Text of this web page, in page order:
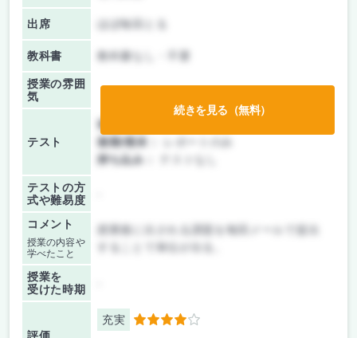
出席 ほぼ毎回とる
教科書 教科書なし・不要
授業の雰囲
気
テスト
前期/中間：
後期/期末：
持ち込み：
テストの方
式や難易度
コメント
授業の内容や
学べたこと
授業後に出される課題を毎回メールで提出
授業を
受けた時期
充実 4
続きを見る（無料）